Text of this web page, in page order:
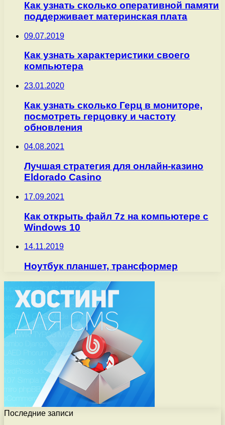
Как узнать сколько оперативной памяти
поддерживает материнская плата
09.07.2019
Как узнать характеристики своего
компьютера
23.01.2020
Как узнать сколько Герц в мониторе,
посмотреть герцовку и частоту
обновления
04.08.2021
Лучшая стратегия для онлайн-казино
Eldorado Casino
17.09.2021
Как открыть файл 7z на компьютере с
Windows 10
14.11.2019
Ноутбук планшет, трансформер
Последние записи